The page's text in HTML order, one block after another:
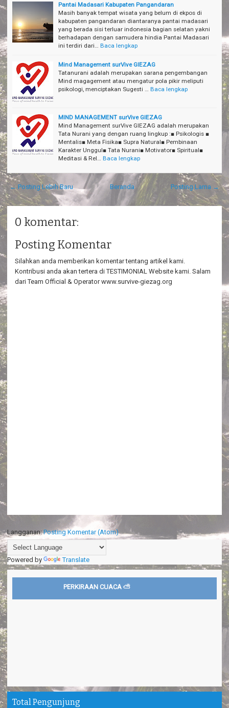
Pantai Madasari Kabupaten Pangandaran
Masih banyak tempat wisata yang belum di ekpos di
kabupaten pangandaran diantaranya pantai madasari
yang berada sisi terluar indonesia bagian selatan yakni
berhadapan dengan samudera hindia Pantai Madasari
ini terdiri dari…
Baca lengkap
Mind Management surVive GIEZAG
Tatanurani adalah merupakan sarana pengembangan
Mind magagement atau mengatur pola pikir meliputi
psikologi, menciptakan Sugesti …
Baca lengkap
MIND MANAGEMENT surVive GIEZAG
Mind Management surVive GIEZAG adalah merupakan
Tata Nurani yang dengan ruang lingkup :■ Psikologis ■
Mentalis■ Meta Fisika■ Supra Natural■ Pembinaan
Karakter Unggul■ Tata Nurani■ Motivator■ Spiritual■
Meditasi & Rel…
Baca lengkap
← Posting Lebih Baru Posting Lama →
Beranda
0 komentar:
Posting Komentar
Silahkan anda memberikan komentar tentang artikel kami.
Kontribusi anda akan tertera di TESTIMONIAL Website kami. Salam
dari Team Official & Operator www.survive-giezag.org
Langganan:Posting Komentar (Atom)
Powered by Translate
PERKIRAAN CUACA ⛅
Total Pengunjung